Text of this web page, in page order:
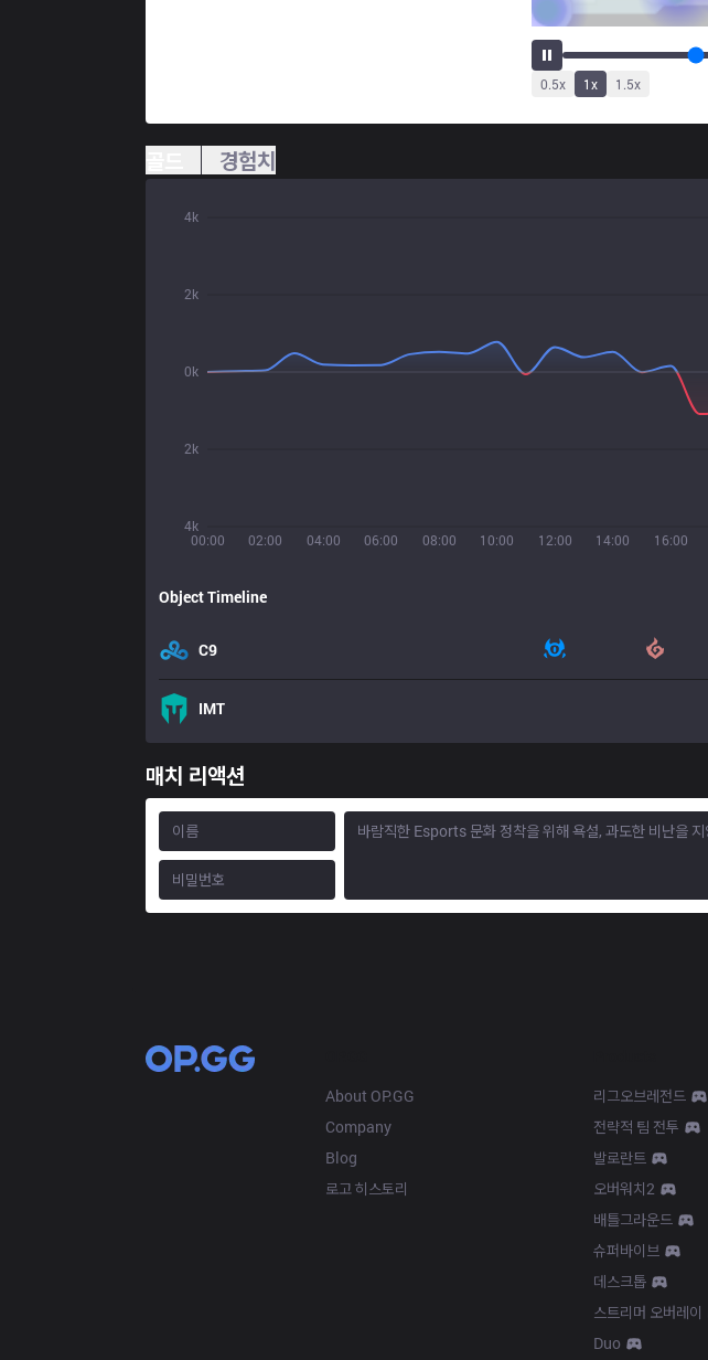
0.5x 1x 1.5x
경험치
00:00 02:00 04:00 06:00 08:00 10:00 12:00 14:00 16:00
4k
2k
0k
2k
4k
Object Timeline
C9
IMT
매치 리액션
About OP.GG
Company
Blog
로고 히스토리
리그오브레전드
전략적 팀 전투
발로란트
오버워치2
배틀그라운드
슈퍼바이브
데스크톱
스트리머 오버레이
Duo